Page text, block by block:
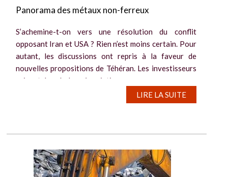
Panorama des métaux non-ferreux
S’achemine-t-on vers une résolution du conflit
opposant Iran et USA ? Rien n’est moins certain. Pour
autant, les discussions ont repris à la faveur de
nouvelles propositions de Téhéran. Les investisseurs
suivent de près les négociations...
LIRE LA SUITE